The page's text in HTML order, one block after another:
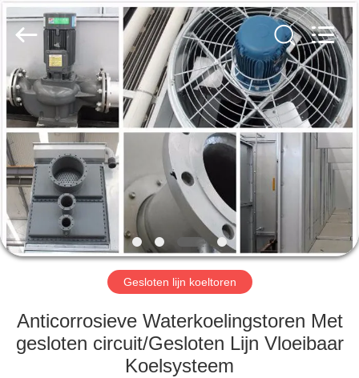
HUIS
PRODUCTEN
ONGEVEER
ONS
FABRIEKSREIS
KWALITEITSCONTROLE
CONTACTEER
Lanshuo
Electronics
Reserved.
Gesloten lijn koeltoren
Anticorrosieve Waterkoelingstoren Met
gesloten circuit/Gesloten Lijn Vloeibaar
Koelsysteem